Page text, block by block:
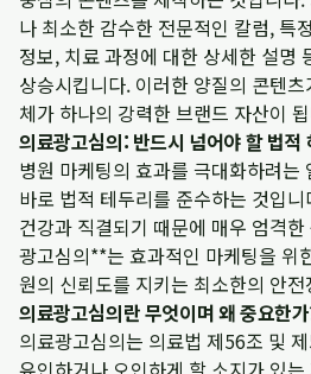
나 최소한 감수한 전문적인 칼럼, 특
정보, 치료 과정에 대한 상세한 설명
상승시킵니다. 이러한 양질의 콘텐
체가 하나의 강력한 브랜드 자산이
의료광고심의: 반드시 넘어야 할 법적
병원 마케팅의 효과를 극대화하려는
바로 법적 테두리를 준수하는 것입
건강과 직결되기 때문에 매우 엄격
광고심의**는 효과적인 마케팅을 위
원의 신뢰도를 지키는 최소한의 안
의료광고심의란 무엇이며 왜 중요한
의료광고심의는 의료법 제56조 및